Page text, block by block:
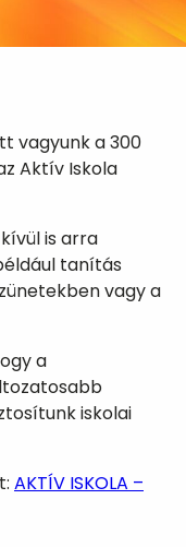
vagyunk a 300
Aktív Iskola
is arra
tanítás
vagy a
a
iskolai
AKTÍV ISKOLA –